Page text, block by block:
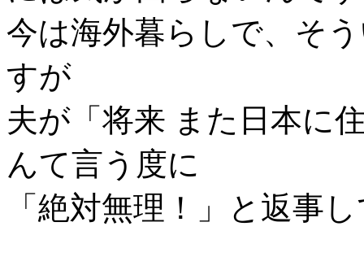
今は海外暮らしで、そ
すが
夫が「将来 また日本に
んて言う度に
「絶対無理！」と返事